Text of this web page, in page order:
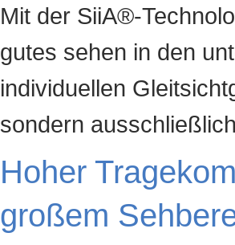
Mit der SiiA®-
gutes sehen in den
individuellen
sondern
Hoher
großem